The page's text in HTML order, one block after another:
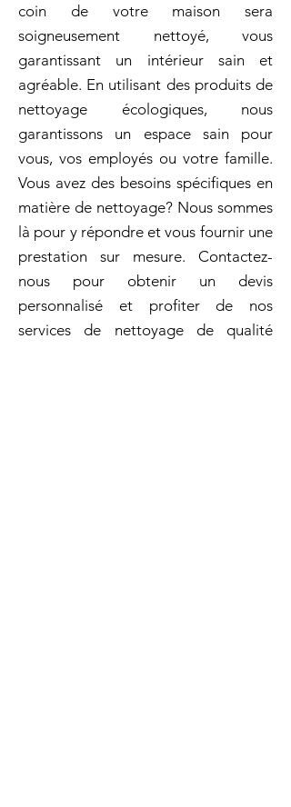
coin de votre maison sera
soigneusement nettoyé, vous
garantissant un intérieur sain et
agréable. En utilisant des produits de
nettoyage écologiques, nous
garantissons un espace sain pour
vous, vos employés ou votre famille.
Vous avez des besoins spécifiques en
matière de nettoyage? Nous sommes
là pour y répondre et vous fournir une
prestation sur mesure. Contactez-
nous pour obtenir un devis
personnalisé et profiter de nos
services de nettoyage de qualité